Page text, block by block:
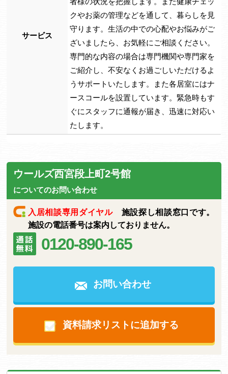
サービス
クやお薬の管理などを通して、暮らしを見
守ります。生活の中での心配やお悩みがご
ざいましたら、お気軽にご相談ください。
専門的な内容の場合は専門機関や専門家を
ご紹介し、不安なくお過ごしいただけるよ
うサポートいたします。また各居室にはナ
ースコールを設置しています。緊急時もす
ぐにスタッフに通報が届き、迅速に対応い
たします。
ウールズ西宮段上町2号館
についてのお問い合わせ
入居相談専用ダイヤル施設探し相談窓口です。
施設の電話番号は案内しておりません。
0120-890-165
お問い合わせ
資料請求リストに追加する